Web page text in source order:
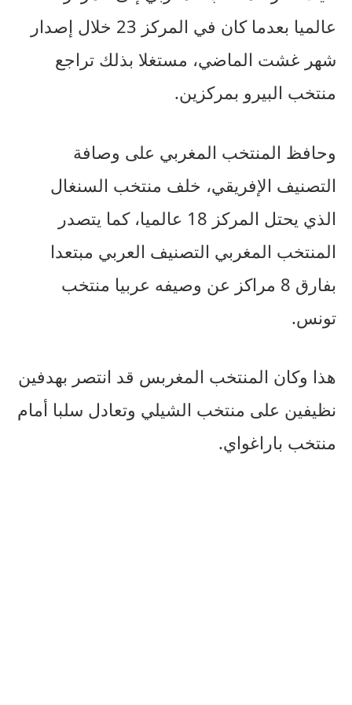
عالميا بعدما كان في المركز 23 خلال إصدار
شهر غشت الماضي، مستغلا بذلك تراجع
منتخب البيرو بمركزين.
وحافظ المنتخب المغربي على وصافة
التصنيف الإفريقي، خلف منتخب السنغال
الذي يحتل المركز 18 عالميا، كما يتصدر
المنتخب المغربي التصنيف العربي مبتعدا
بفارق 8 مراكز عن وصيفه عربيا منتخب
تونس.
هذا وكان المنتخب المغربس قد انتصر بهدفين
نظيفين على منتخب الشيلي وتعادل سلبا أمام
منتخب باراغواي.